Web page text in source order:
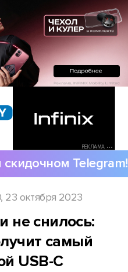
РЕКЛАМА •••
Telegram!
23 октября 2023
не снилось:
самый
USB-C